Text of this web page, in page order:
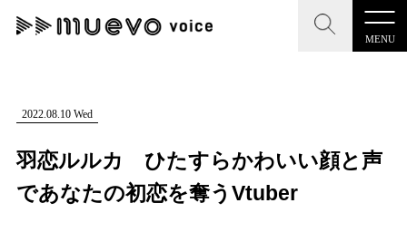
MENU
CLOSE
記事を検索する
CLOSE
"読者の声を形にする”音楽特化メディア
2022.08.10 Wed
羽恋ルルカ ひたすらかわいい顔と声
であなたの初恋を奪うVtuber